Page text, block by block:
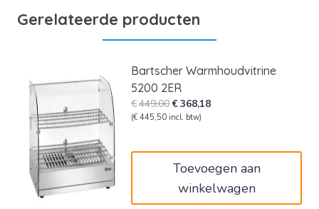
Gerelateerde producten
Bartscher Warmhoudvitrine
5200 2ER
€449,00Oorspronkelijke
prijs
€368,18Huidige
(€ 445,50 incl. btw)
Toevoegen aan
winkelwagen